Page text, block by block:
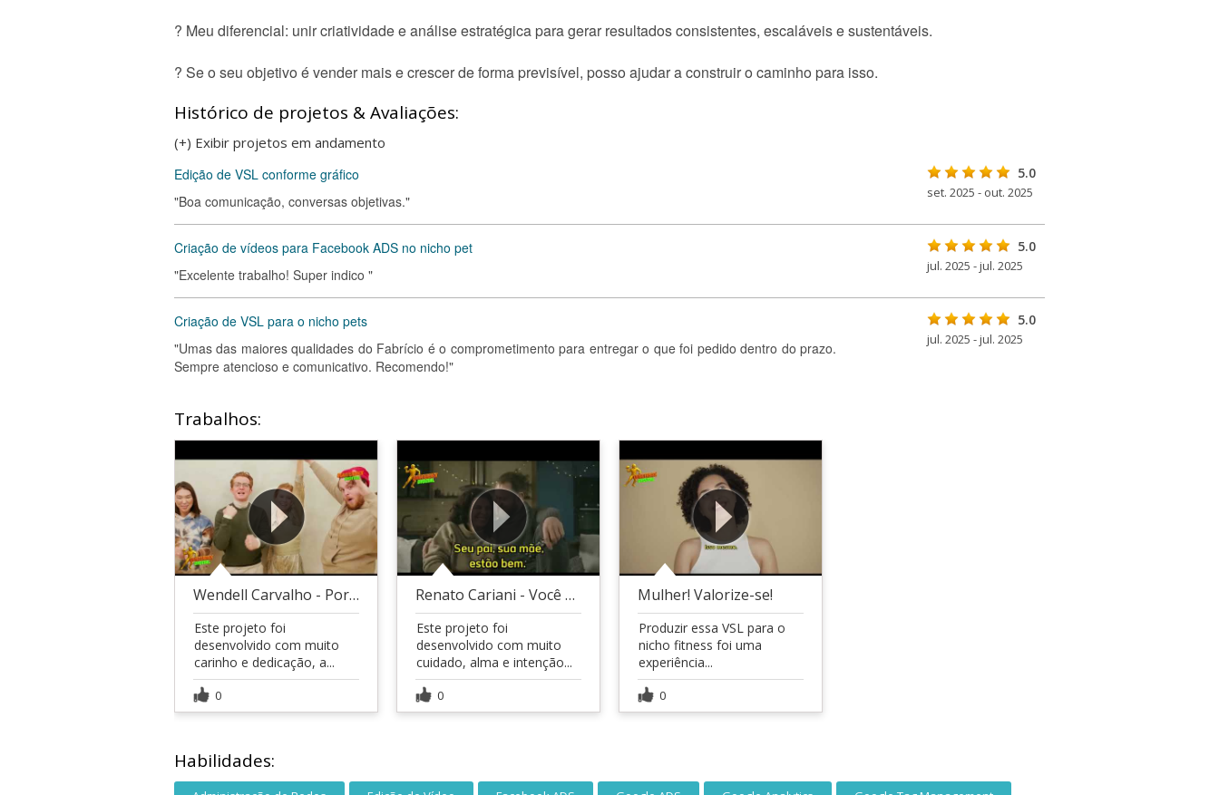
? Meu diferencial: unir criatividade e análise estratégica para gerar resultados consistentes, escaláveis e sustentáveis.
? Se o seu objetivo é vender mais e crescer de forma previsível, posso ajudar a construir o caminho para isso.
Histórico de projetos & Avaliações:
(+) Exibir projetos em andamento
Edição de VSL conforme gráfico
"Boa comunicação, conversas objetivas."
5.0
set. 2025 - out. 2025
Criação de vídeos para Facebook ADS no nicho pet
"Excelente trabalho! Super indico "
5.0
jul. 2025 - jul. 2025
Criação de VSL para o nicho pets
"Umas das maiores qualidades do Fabrício é o comprometimento para entregar o que foi pedido dentro do prazo.
Sempre atencioso e comunicativo. Recomendo!"
5.0
jul. 2025 - jul. 2025
Trabalhos:
Wendell Carvalho - Porque você precisa ir...
Este projeto foi
desenvolvido com muito
carinho e dedicação, a...
0
Renato Cariani - Você precisa voar!
Este projeto foi
desenvolvido com muito
cuidado, alma e intenção...
0
Mulher! Valorize-se!
Produzir essa VSL para o
nicho fitness foi uma
experiência...
0
Habilidades: